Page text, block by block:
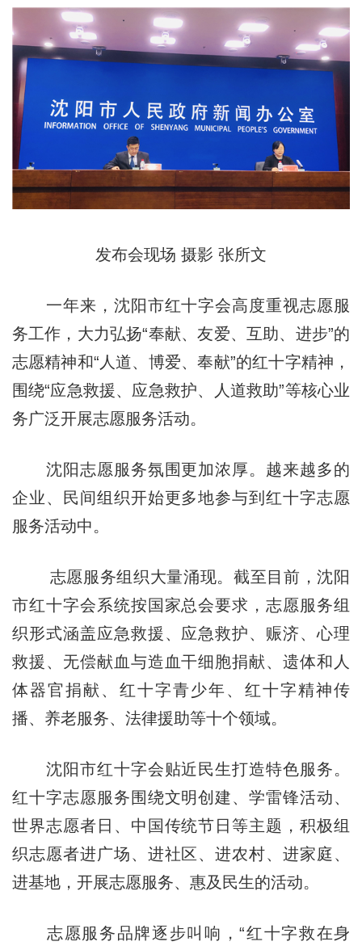
发布会现场 摄影 张所文
一年来，沈阳市红十字会高度重视志愿服
务工作，大力弘扬“奉献、友爱、互助、进步”的
志愿精神和“人道、博爱、奉献”的红十字精神，
围绕“应急救援、应急救护、人道救助”等核心业
务广泛开展志愿服务活动。
沈阳志愿服务氛围更加浓厚。越来越多的
企业、民间组织开始更多地参与到红十字志愿
服务活动中。
志愿服务组织大量涌现。截至目前，沈阳
市红十字会系统按国家总会要求，志愿服务组
织形式涵盖应急救援、应急救护、赈济、心理
救援、无偿献血与造血干细胞捐献、遗体和人
体器官捐献、红十字青少年、红十字精神传
播、养老服务、法律援助等十个领域。
沈阳市红十字会贴近民生打造特色服务。
红十字志愿服务围绕文明创建、学雷锋活动、
世界志愿者日、中国传统节日等主题，积极组
织志愿者进广场、进社区、进农村、进家庭、
进基地，开展志愿服务、惠及民生的活动。
志愿服务品牌逐步叫响，“红十字救在身